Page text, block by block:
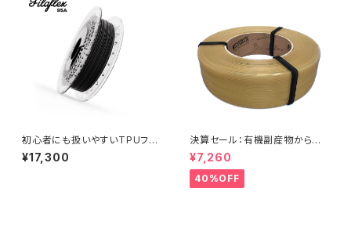
初心者にも扱いやすいTPUフィ
ラメント『Filaflex 95A』
¥17,300
決算セール：有機副産物からリ
サイクルされた『ReForm Orga
nic rPLA』
¥7,260
40%OFF